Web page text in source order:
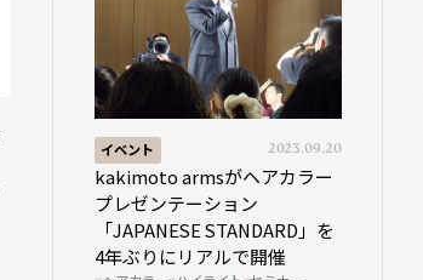
イベント 2023.09.20
kakimoto armsがヘアカラー
プレゼンテーション
「JAPANESE STANDARD」を
4年ぶりにリアルで開催